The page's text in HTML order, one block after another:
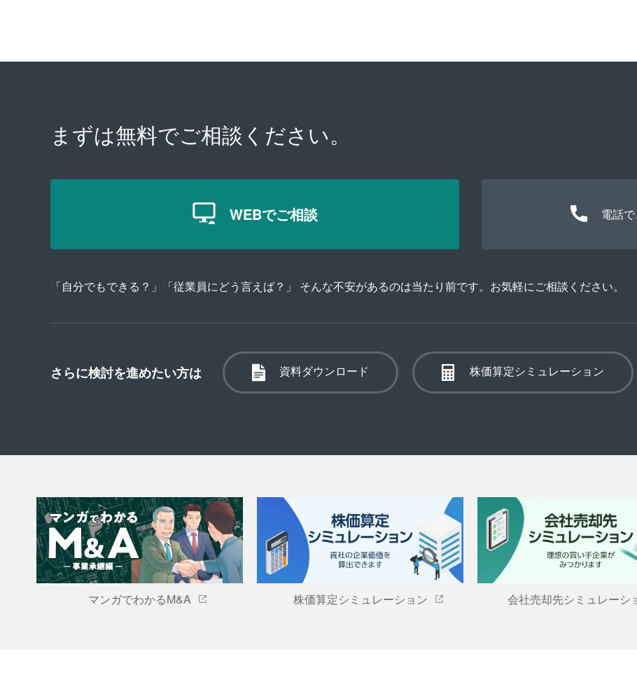
まずは無料でご相談ください。
WEBでご相談 電話
「自分でもできる？」「従業員にどう言えば？」 そんな不安があるのは当たり前です。お気軽にご相談ください。
さらに検討を進めたい方は 資料ダウンロード 株価算定シミュレーション
マンガでわかるM&A 株価算定シミュレーション 会社売却先シミュレーシ